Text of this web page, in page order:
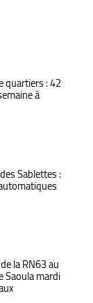
quartiers : 42
à
Sablettes :
la RN63 au
Saoula mardi